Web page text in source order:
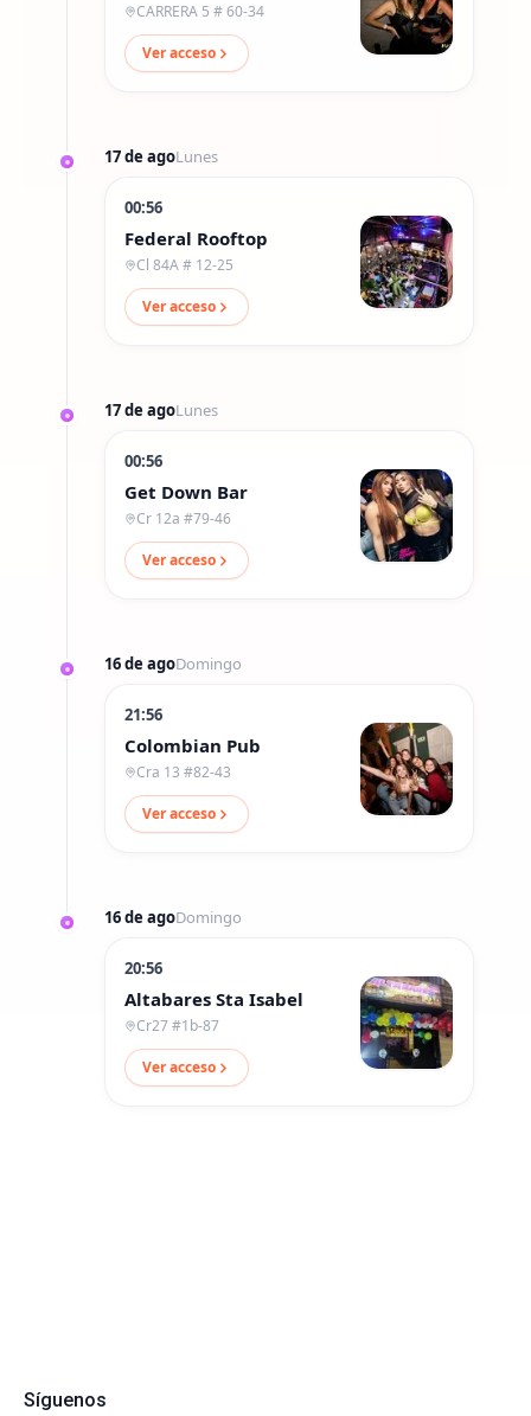
CARRERA 5 # 60-34
Ver acceso
17 de agoLunes
00:56
Federal Rooftop
Cl 84A # 12-25
Ver acceso
17 de agoLunes
00:56
Get Down Bar
Cr 12a #79-46
Ver acceso
16 de agoDomingo
21:56
Colombian Pub
Cra 13 #82-43
Ver acceso
16 de agoDomingo
20:56
Altabares Sta Isabel
Cr27 #1b-87
Ver acceso
Síguenos